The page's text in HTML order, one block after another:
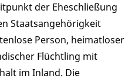
der Eheschließung
Staatsangehörigkeit
Person, heimatloser
Flüchtling mit
im Inland. Die